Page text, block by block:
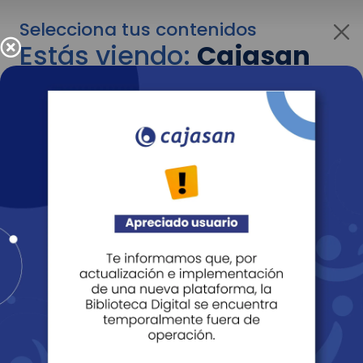
Selecciona tus contenidos
Estás viendo:Cajasan
para empresas
Para cambiar al contenido de tu interés más
adelante recuerda utilizar el menú
Entendido